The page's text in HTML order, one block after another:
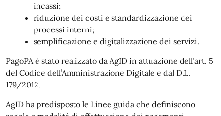
incassi;
riduzione dei costi e standardizzazione dei
processi interni;
semplificazione e digitalizzazione dei servizi.
PagoPA è stato realizzato da AgID in attuazione dell’art. 5
del Codice dell’Amministrazione Digitale e dal D.L.
179/2012.
AgID ha predisposto le Linee guida che definiscono